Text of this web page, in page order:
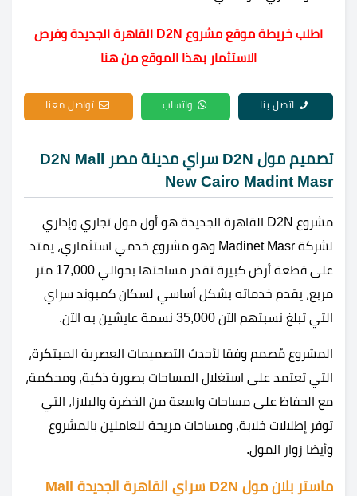
اطلب خريطة موقع مشروع D2N القاهرة الجديدة وفرص
الاستثمار بهذا الموقع من هنا
اتصل بنا واتساب تواصل معنا
تصميم مول D2N سراي مدينة مصر D2N Mall
New Cairo Madint Masr
مشروع D2N القاهرة الجديدة هو أول مول تجاري وإداري
لشركة Madinet Masr وهو مشروع خدمي استثماري، يمتد
على قطعة أرض كبيرة تقدر مساحتها بحوالي 17,000 متر
مربع، يقدم خدماته بشكل أساسي لسكان كمبوند سراي
التي تبلغ نسبتهم الآن 35,000 نسمة عايشين به الآن.
المشروع مُصمم وفقا لأحدث التصميمات العصرية المبتكرة،
التي تعتمد على استغلال المساحات بصورة ذكية، ومحكمة،
مع الحفاظ على مساحات واسعة من الخضرة والبلازا، التي
توفر إطلالات خلابة، ومساحات مريحة للعاملين بالمشروع
وأيضا زوار المول.
ماستر بلان مول D2N سراي القاهرة الجديدة Mall